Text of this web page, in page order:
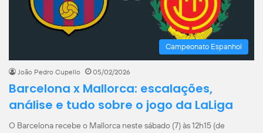
Campeonato Espanhol
João Pedro Cupello 05/02/2026
Barcelona x Mallorca: escalações,
análise e tudo sobre o jogo da LaLiga
O Barcelona recebe o Mallorca neste sábado (7) às 12h15 (de